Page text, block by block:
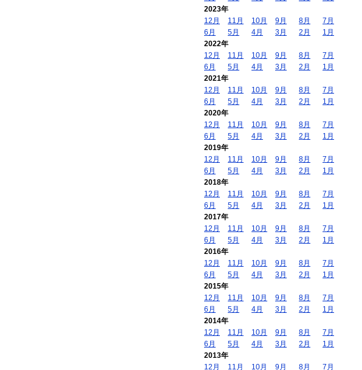
2023年
12月
11月 10月 9月 8月
7月
6月
5月 4月 3月 2月
1月
2022年
12月
11月 10月 9月 8月
7月
6月
5月 4月 3月 2月
1月
2021年
12月
11月 10月 9月 8月
7月
6月
5月 4月 3月 2月
1月
2020年
12月
11月 10月 9月 8月
7月
6月
5月 4月 3月 2月
1月
2019年
12月
11月 10月 9月 8月
7月
6月
5月 4月 3月 2月
1月
2018年
12月
11月 10月 9月 8月
7月
6月
5月 4月 3月 2月
1月
2017年
12月
11月 10月 9月 8月
7月
6月
5月 4月 3月 2月
1月
2016年
12月
11月 10月 9月 8月
7月
6月
5月 4月 3月 2月
1月
2015年
12月
11月 10月 9月 8月
7月
6月
5月 4月 3月 2月
1月
2014年
12月
11月 10月 9月 8月
7月
6月
5月 4月 3月 2月
1月
2013年
12月
11月 10月 9月 8月 7月